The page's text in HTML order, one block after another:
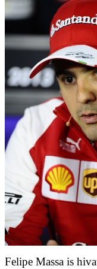
Felipe Massa is